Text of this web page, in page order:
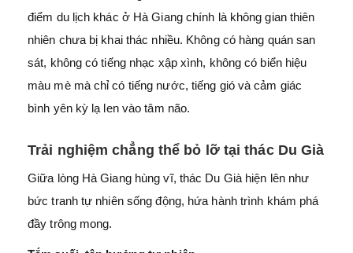
điểm du lịch khác ở Hà Giang chính là không gian thiên
nhiên chưa bị khai thác nhiều. Không có hàng quán san
sát, không có tiếng nhạc xập xình, không có biển hiệu
màu mè mà chỉ có tiếng nước, tiếng gió và cảm giác
bình yên kỳ lạ len vào tâm não.
Trải nghiệm chẳng thể bỏ lỡ tại thác Du Già
Giữa lòng Hà Giang hùng vĩ, thác Du Già hiện lên như
bức tranh tự nhiên sống động, hứa hành trình khám phá
đầy trông mong.